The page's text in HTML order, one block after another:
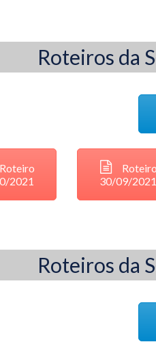
Roteiros da
Roteiro
2021
Roteiro
30/09/2021
Roteiros da